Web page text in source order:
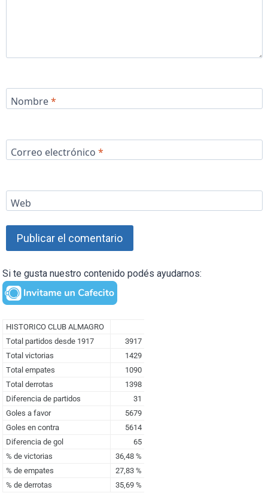
Nombre*
Correo electrónico *
Web
Si te gusta nuestro contenido podés ayudarnos: